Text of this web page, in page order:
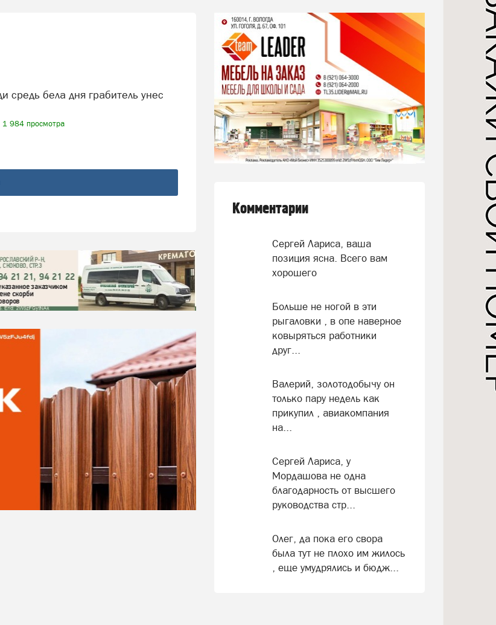
1 984 просмотра
Комментарии
Сергей Лариса, ваша
позиция ясна. Всего вам
хорошего
Больше не ногой в эти
рыгаловки , в опе наверное
ковыряться работники
друг...
Валерий, золотодобычу он
только пару недель как
прикупил , авиакомпания
на...
Сергей Лариса, у
Мордашова не одна
благодарность от высшего
руководства стр...
Олег, да пока его свора
была тут не плохо им жилось
, еще умудрялись и бюдж...